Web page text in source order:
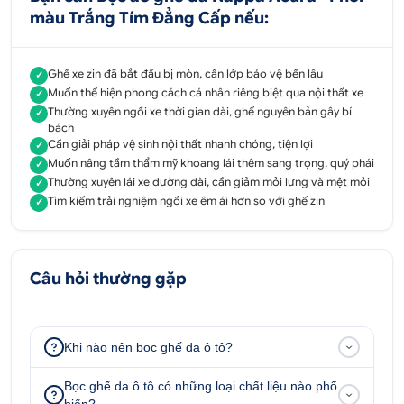
Phối màu độc đáo:Sự kết hợp giữa tông trắng
và các đường gân của xe Acura.
Kết hợp hài hào giữa màu tím - trắng giúp ghế xe
thêm nổi bật
Độ hoàn thiện tinh tế:Các đường chỉ may được
thực hiện trau chuốt, tỉ mỉ, giúp lớp áo ghế ôm
Sự hiện diện của bộ ghế phối màu Trắng - Tím biến
khoang cabin trở thành một không gian nghệ thuật,
thể hiện rõ gu thẩm mỹ riêng biệt của chủ sở hữu.
màu Trắng Tím Đẳng Cấp nếu:
✓ Ghế xe zin đã bắt đầu bị mòn, cần lớp bảo vệ bền lâu
✓ Muốn thể hiện phong cách cá nhân riêng biệt qua nội thất xe
✓ Thường xuyên ngồi xe thời gian dài, ghế nguyên bản gây bí
bách
✓ Cần giải pháp vệ sinh nội thất nhanh chóng, tiện lợi
✓ Muốn nâng tầm thẩm mỹ khoang lái thêm sang trọng, quý phái
✓ Thường xuyên lái xe đường dài, cần giảm mỏi lưng và mệt mỏi
✓ Tìm kiếm trải nghiệm ngồi xe êm ái hơn so với ghế zin
Câu hỏi thường gặp
Khi nào nên bọc ghế da ô tô?
Bọc ghế da ô tô có những loại chất liệu nào phổ